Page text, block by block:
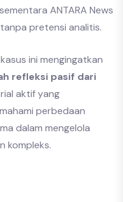
ANTARA News
pretensi analitis.
ini mengingatkan
refleksi pasif dari
aktif yang
perbedaan
dalam mengelola
kompleks.